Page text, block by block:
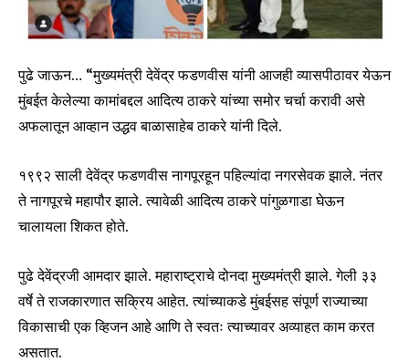
पुढे जाऊन… “मुख्यमंत्री देवेंद्र फडणवीस यांनी आजही व्यासपीठावर येऊन
मुंबईत केलेल्या कामांबद्दल आदित्य ठाकरे यांच्या समोर चर्चा करावी असे
अफलातून आव्हान उद्धव बाळासाहेब ठाकरे यांनी दिले.
१९९२ साली देवेंद्र फडणवीस नागपूरहून पहिल्यांदा नगरसेवक झाले. नंतर
ते नागपूरचे महापौर झाले. त्यावेळी आदित्य ठाकरे पांगुळगाडा घेऊन
चालायला शिकत होते.
पुढे देवेंद्रजी आमदार झाले. महाराष्ट्राचे दोनदा मुख्यमंत्री झाले. गेली ३३
वर्षे ते राजकारणात सक्रिय आहेत. त्यांच्याकडे मुंबईसह संपूर्ण राज्याच्या
विकासाची एक व्हिजन आहे आणि ते स्वतः त्याच्यावर अव्याहत काम करत
असतात.